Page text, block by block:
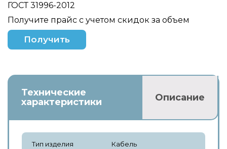
ГОСТ 31996-2012
Получите прайс с учетом скидок за объем
Получить
Технические
характеристики
Описание
Тип изделия Кабель